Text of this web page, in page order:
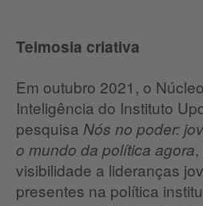
Teimosia criativa
Em outubro 2021, o
Inteligência do Instituto
pesquisa Nós no poder:
o mundo da política agora
visibilidade a lideranças
presentes na política